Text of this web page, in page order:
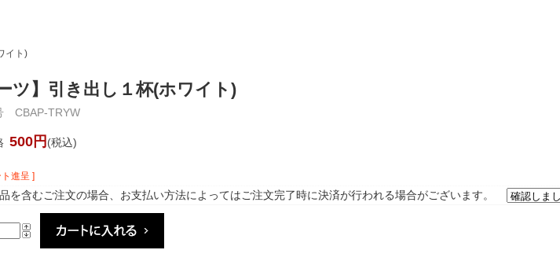
イト)
ツ】引き出し１杯(ホワイト)
CBAP-TRYW
500円 (税込)
進呈 ]
を含むご注文の場合、お支払い方法によってはご注文完了時に決済が行われる場合がございます。